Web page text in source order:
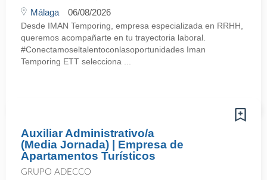
Málaga 06/08/2026
Desde IMAN Temporing, empresa especializada en RRHH,
queremos acompañarte en tu trayectoria laboral.
#Conectamoseltalentoconlasoportunidades Iman
Temporing ETT selecciona ...
Auxiliar Administrativo/a
(Media Jornada) | Empresa de
Apartamentos Turísticos
GRUPO ADECCO